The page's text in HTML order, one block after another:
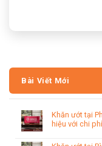
Bài Viết Mới
Khăn ướt tại
hiệu với chi